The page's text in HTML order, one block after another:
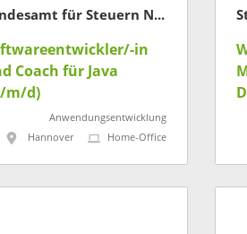
Landesamt für Steuern Niedersachsen
in
Coach für Java
m/d)
Anwendungsentwicklung
Hannover
Home-Office